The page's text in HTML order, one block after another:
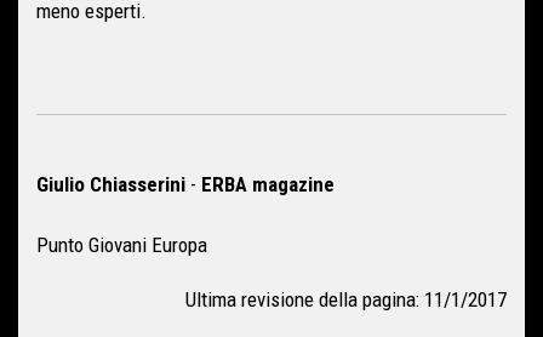
meno esperti.
Giulio Chiasserini - ERBA magazine
Punto Giovani Europa
Ultima revisione della pagina: 11/1/2017